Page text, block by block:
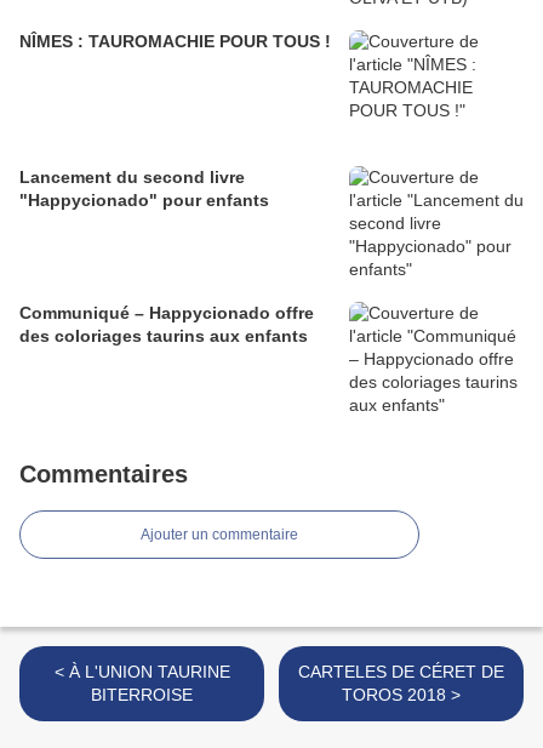
NÎMES : TAUROMACHIE POUR TOUS !
Lancement du second livre
"Happycionado" pour enfants
Communiqué – Happycionado offre
des coloriages taurins aux enfants
Commentaires
Ajouter un commentaire
< À L'UNION TAURINE
BITERROISE
CARTELES DE CÉRET DE
TOROS 2018 >